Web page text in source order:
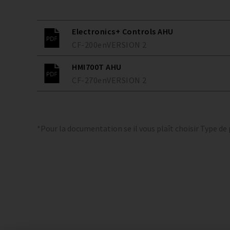
Electronics+ Controls AHU
CF-200enVERSION 2
HMI700T AHU
CF-270enVERSION 2
*Pour la documentation se il vous plaît choisir Type de